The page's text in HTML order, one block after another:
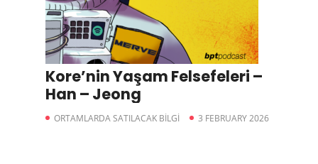
Kore’nin Yaşam Felsefeleri –
Han – Jeong
ORTAMLARDA SATILACAK BİLGİ 3 FEBRUARY 2026